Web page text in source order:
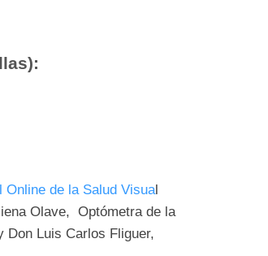
Online de la Salud Visual
Olave, Optómetra de la
Don Luis Carlos Fliguer,